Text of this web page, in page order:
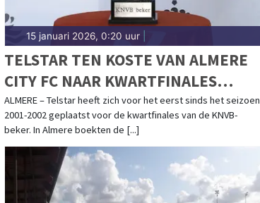
15 januari 2026, 0:20 uur|
TELSTAR TEN KOSTE VAN ALMERE
CITY FC NAAR KWARTFINALES
KNVB-BEKER
ALMERE – Telstar heeft zich voor het eerst sinds het seizoen
2001-2002 geplaatst voor de kwartfinales van de KNVB-
beker. In Almere boekten de [...]